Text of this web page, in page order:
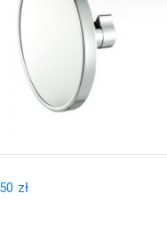
50 zł